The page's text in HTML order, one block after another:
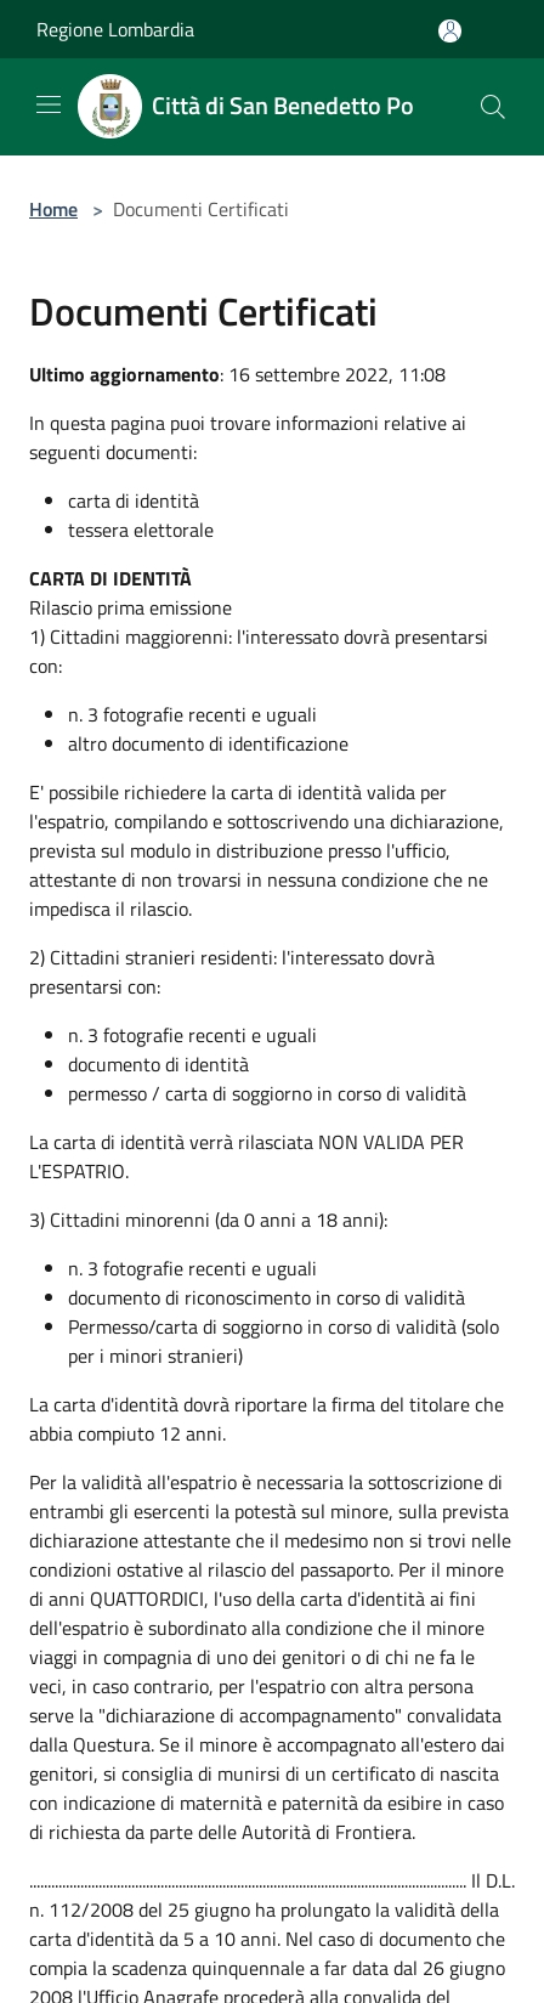
Regione Lombardia
Città di San Benedetto Po
Home > Documenti Certificati
Documenti Certificati
Ultimo aggiornamento: 16 settembre 2022, 11:08
In questa pagina puoi trovare informazioni relative ai
seguenti documenti:
carta di identità
tessera elettorale
CARTA DI IDENTITÀ
Rilascio prima emissione
1) Cittadini maggiorenni: l'interessato dovrà presentarsi
con:
n. 3 fotografie recenti e uguali
altro documento di identificazione
E' possibile richiedere la carta di identità valida per
l'espatrio, compilando e sottoscrivendo una dichiarazione,
prevista sul modulo in distribuzione presso l'ufficio,
attestante di non trovarsi in nessuna condizione che ne
impedisca il rilascio.
2) Cittadini stranieri residenti: l'interessato dovrà
presentarsi con:
n. 3 fotografie recenti e uguali
documento di identità
permesso / carta di soggiorno in corso di validità
La carta di identità verrà rilasciata NON VALIDA PER
L'ESPATRIO.
3) Cittadini minorenni (da 0 anni a 18 anni):
n. 3 fotografie recenti e uguali
documento di riconoscimento in corso di validità
Permesso/carta di soggiorno in corso di validità (solo
per i minori stranieri)
La carta d'identità dovrà riportare la firma del titolare che
abbia compiuto 12 anni.
Per la validità all'espatrio è necessaria la sottoscrizione di
entrambi gli esercenti la potestà sul minore, sulla prevista
dichiarazione attestante che il medesimo non si trovi nelle
condizioni ostative al rilascio del passaporto. Per il minore
di anni QUATTORDICI, l'uso della carta d'identità ai fini
dell'espatrio è subordinato alla condizione che il minore
viaggi in compagnia di uno dei genitori o di chi ne fa le
veci, in caso contrario, per l'espatrio con altra persona
serve la "dichiarazione di accompagnamento" convalidata
dalla Questura. Se il minore è accompagnato all'estero dai
genitori, si consiglia di munirsi di un certificato di nascita
con indicazione di maternità e paternità da esibire in caso
di richiesta da parte delle Autorità di Frontiera.
........................................................................................................................ Il D.L.
n. 112/2008 del 25 giugno ha prolungato la validità della
carta d'identità da 5 a 10 anni. Nel caso di documento che
compia la scadenza quinquennale a far data dal 26 giugno
2008 l'Ufficio Anagrafe procederà alla convalida del